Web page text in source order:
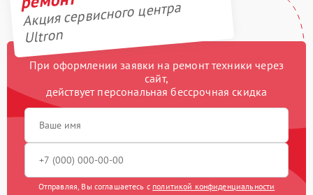
Акция сервисного центра
Ultron
При оформлении заявки на ремонт техники через
сайт,
действует персональная бессрочная скидка
Отправляя, Вы соглашаетесь с политикой конфиденциальности